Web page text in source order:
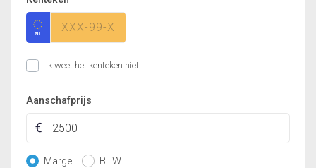
Ik weet het kenteken niet
Aanschafprijs
Marge BTW